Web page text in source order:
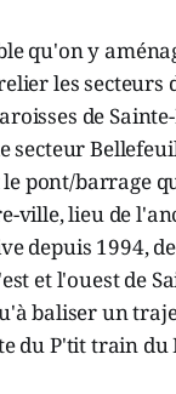
qu'on y
les secteurs
de
secteur
pont/barrage
ville, lieu de
depuis 1994,
et l'ouest de
baliser un
du P'tit train du